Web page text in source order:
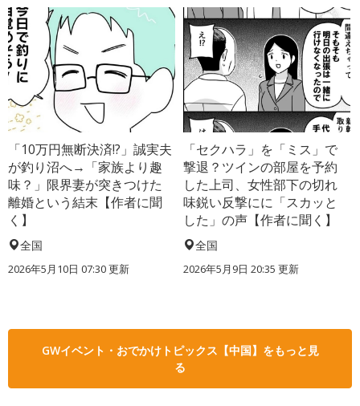
「10万円無断決済!?」誠実夫
が釣り沼へ→「家族より趣
味？」限界妻が突きつけた
離婚という結末【作者に聞
く】
全国
2026年5月10日 07:30 更新
「セクハラ」を「ミス」で
撃退？ツインの部屋を予約
した上司、女性部下の切れ
味鋭い反撃にに「スカッと
した」の声【作者に聞く】
全国
2026年5月9日 20:35 更新
GWイベント・おでかけトピックス【中国】をもっと見
る